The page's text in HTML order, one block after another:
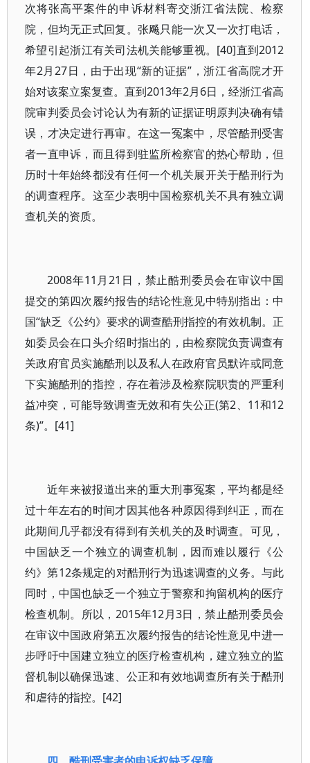
次将张高平案件的申诉材料寄交浙江省法院、检察
院，但均无正式回复。张飚只能一次又一次打电话，
希望引起浙江有关司法机关能够重视。[40]直到2012
年2月27日，由于出现“新的证据”，浙江省高院才开
始对该案立案复查。直到2013年2月6日，经浙江省高
院审判委员会讨论认为有新的证据证明原判决确有错
误，才决定进行再审。在这一冤案中，尽管酷刑受害
者一直申诉，而且得到驻监所检察官的热心帮助，但
历时十年始终都没有任何一个机关展开关于酷刑行为
的调查程序。这至少表明中国检察机关不具有独立调
查机关的资质。
2008年11月21日，禁止酷刑委员会在审议中国
提交的第四次履约报告的结论性意见中特别指出：中
国“缺乏《公约》要求的调查酷刑指控的有效机制。正
如委员会在口头介绍时指出的，由检察院负责调查有
关政府官员实施酷刑以及私人在政府官员默许或同意
下实施酷刑的指控，存在着涉及检察院职责的严重利
益冲突，可能导致调查无效和有失公正(第2、11和12
条)”。[41]
近年来被报道出来的重大刑事冤案，平均都是经
过十年左右的时间才因其他各种原因得到纠正，而在
此期间几乎都没有得到有关机关的及时调查。可见，
中国缺乏一个独立的调查机制，因而难以履行《公
约》第12条规定的对酷刑行为迅速调查的义务。与此
同时，中国也缺乏一个独立于警察和拘留机构的医疗
检查机制。所以，2015年12月3日，禁止酷刑委员会
在审议中国政府第五次履约报告的结论性意见中进一
步呼吁中国建立独立的医疗检查机构，建立独立的监
督机制以确保迅速、公正和有效地调查所有关于酷刑
和虐待的指控。[42]